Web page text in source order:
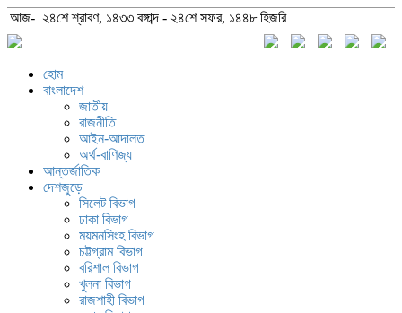
আজ- ২৪শে শ্রাবণ, ১৪৩৩ বঙ্গাব্দ - ২৪শে সফর, ১৪৪৮ হিজরি
হোম
বাংলাদেশ
জাতীয়
রাজনীতি
আইন-আদালত
অর্থ-বাণিজ্য
আন্তর্জাতিক
দেশজুড়ে
সিলেট বিভাগ
ঢাকা বিভাগ
ময়মনসিংহ বিভাগ
চট্টগ্রাম বিভাগ
বরিশাল বিভাগ
খুলনা বিভাগ
রাজশাহী বিভাগ